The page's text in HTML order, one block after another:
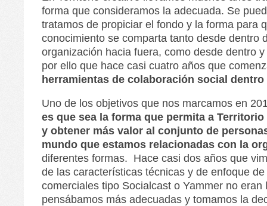
forma que consideramos la adecuada. Se
tratamos de propiciar el fondo y la forma para
conocimiento se comparta tanto desde dentro
organización hacia fuera, como desde dentro
por ello que hace casi cuatro años que
herramientas de colaboración social dentro
Uno de los objetivos que nos marcamos en
es que sea la forma que permita a
y obtener más valor al conjunto de
mundo que estamos relacionadas con la
diferentes formas. Hace casi dos años que
de las características técnicas y de enfoque
comerciales tipo Socialcast o Yammer no eran
pensábamos más adecuadas y tomamos la